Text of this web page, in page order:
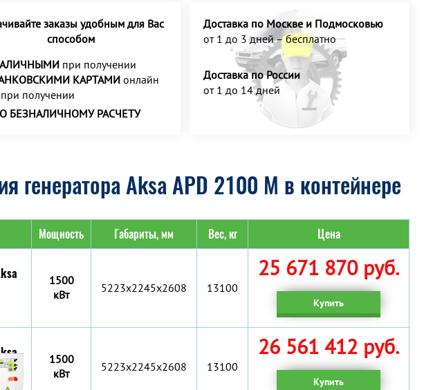
заказы удобным для Вас
способом
при получении
КАРТАМИ онлайн
получении
БЕЗНАЛИЧНОМУ РАСЧЕТУ
Доставка по Москве и Подмосковью
от 1 до 3 дней – бесплатно
Доставка по России
от 1 до 14 дней
генератора Aksa APD 2100 M в контейнере
Мощность Габариты, мм Вес, кг Цена
1500
кВт
5223x2245x2608 13100
25 671 870 руб.
Купить
1500
кВт
5223x2245x2608 13100
26 561 412 руб.
Купить